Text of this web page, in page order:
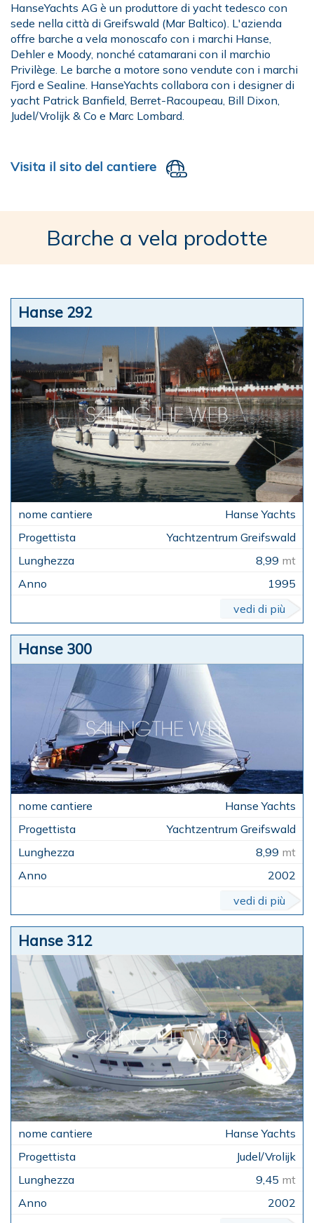
HanseYachts AG è un produttore di yacht tedesco con
sede nella città di Greifswald (Mar Baltico). L'azienda
offre barche a vela monoscafo con i marchi Hanse,
Dehler e Moody, nonché catamarani con il marchio
Privilège. Le barche a motore sono vendute con i marchi
Fjord e Sealine. HanseYachts collabora con i designer di
yacht Patrick Banfield, Berret-Racoupeau, Bill Dixon,
Judel/Vrolijk & Co e Marc Lombard.
Visita il sito del cantiere
Barche a vela prodotte
Hanse 292
Hanse Yachts
Yachtzentrum Greifswald
8,99 mt
1995
vedi di più
Hanse 300
Hanse Yachts
Yachtzentrum Greifswald
8,99 mt
2002
vedi di più
Hanse 312
Hanse Yachts
Judel/Vrolijk
9,45 mt
2002